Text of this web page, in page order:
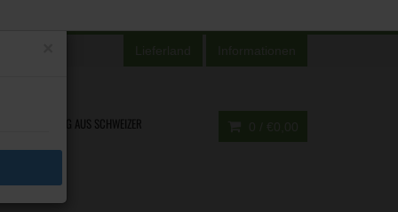
ENTWICKLUNG AUS SCHWEIZER